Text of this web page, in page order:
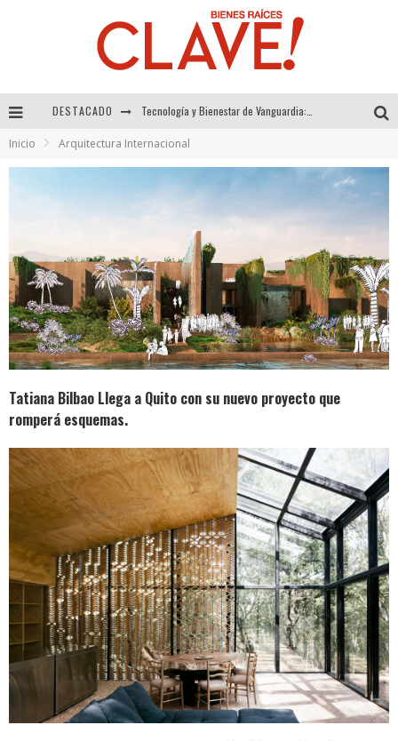
DESTACADO Sector Inmobiliario – recuperación a paso firme
Inicio Arquitectura Internacional
Tatiana Bilbao Llega a Quito con su nuevo proyecto que
romperá esquemas.